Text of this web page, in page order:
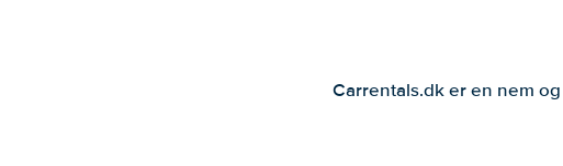
Carrentals.dk er en nem